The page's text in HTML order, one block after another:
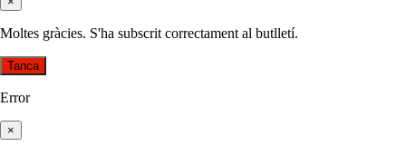
Moltes gràcies. S'ha subscrit correctament al butlletí.
Tanca
Error
×